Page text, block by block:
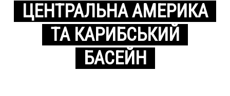
ЦЕНТРАЛЬНА АМЕРИКА
ТА КАРИБСЬКИЙ
БАСЕЙН